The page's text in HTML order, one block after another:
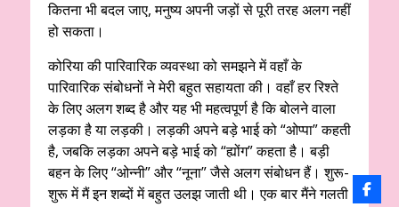
कितना भी बदल जाए, मनुष्य अपनी जड़ों से पूरी तरह अलग नहीं
हो सकता।
कोरिया की पारिवारिक व्यवस्था को समझने में वहाँ के
पारिवारिक संबोधनों ने मेरी बहुत सहायता की। वहाँ हर रिश्ते
के लिए अलग शब्द है और यह भी महत्वपूर्ण है कि बोलने वाला
लड़का है या लड़की। लड़की अपने बड़े भाई को “ओप्पा” कहती
है, जबकि लड़का अपने बड़े भाई को “ह्योंग” कहता है। बड़ी
बहन के लिए “ओन्नी” और “नूना” जैसे अलग संबोधन हैं। शुरू-
शुरू में मैं इन शब्दों में बहुत उलझ जाती थी। एक बार मैंने गलती